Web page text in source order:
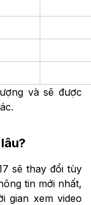
và sẽ được
sẽ thay đổi tùy
tin mới nhất,
gian xem video